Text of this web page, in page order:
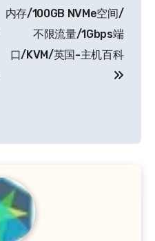
内存/100GB NVMe空间/
不限流量/1Gbps端
口/KVM/英国-主机百科